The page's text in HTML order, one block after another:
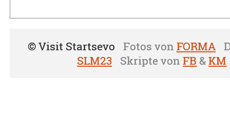
© Visit Startsevo Fotos von FORMA
SLM23
Skripte vonFB &KM